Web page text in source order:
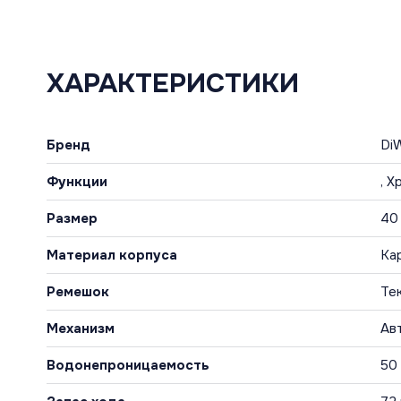
ХАРАКТЕРИСТИКИ
Бренд
Функции ,
Размер
Материал корпуса
Ремешок
Механизм
Водонепроницаемость 50